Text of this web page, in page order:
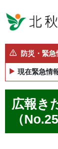
防災・緊急
現在緊急情
広報き
（